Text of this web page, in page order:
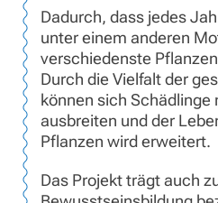
Dadurch, dass jedes
unter einem anderen
verschiedenste
Durch die Vielfalt der
können sich
ausbreiten und der
Pflanzen wird erweitert.
Das Projekt trägt auch